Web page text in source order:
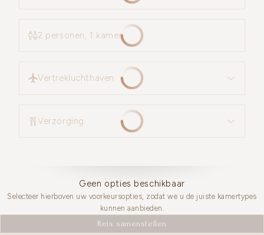
2 personen, 1 kamer
Vertrekluchthaven
Verzorging
Geen opties beschikbaar
Selecteer hierboven uw voorkeursopties, zodat we u de juiste kamertypes
kunnen aanbieden.
Reis samenstellen